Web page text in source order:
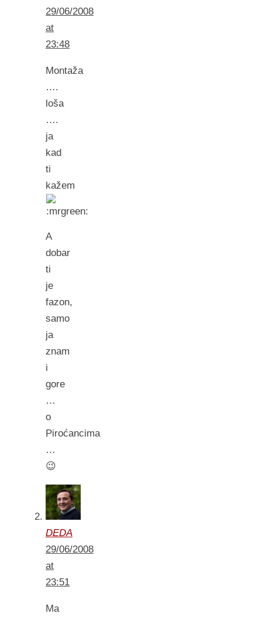
29/06/2008
at
23:48
Montaža
….
loša
….
ja
kad
ti
kažem
A
dobar
ti
je
fazon,
samo
ja
znam
i
gore
…
o
Piroćancima
…
😉
DEDA
29/06/2008
at
23:51
Ma